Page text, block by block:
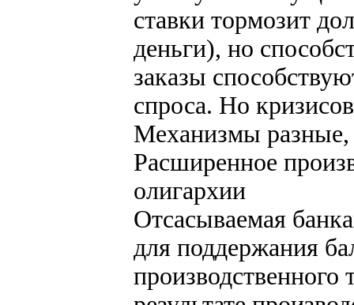
ставки тормозит
деньги), но
заказы
спроса. Но
Механизмы разные,
Расширенное
олигархии
Отсасываемая
для поддержания
производственного